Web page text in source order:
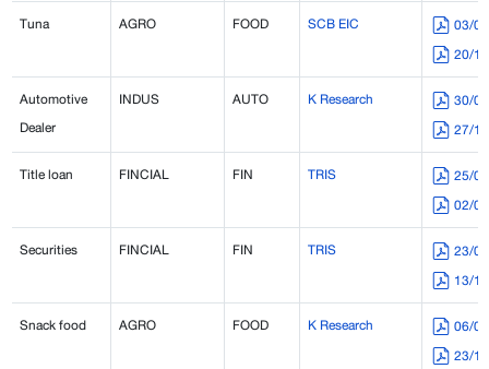
Tuna
AGRO FOOD SCB EIC
03/
20/
Automotive
Dealer
INDUS AUTO K Research
30/
27/
Title loan
FINCIAL FIN TRIS
25/
02/
Securities
FINCIAL FIN TRIS
23/
13/
Snack food
AGRO FOOD K Research
06/
23/